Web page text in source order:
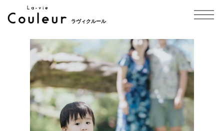
ラヴィクルール